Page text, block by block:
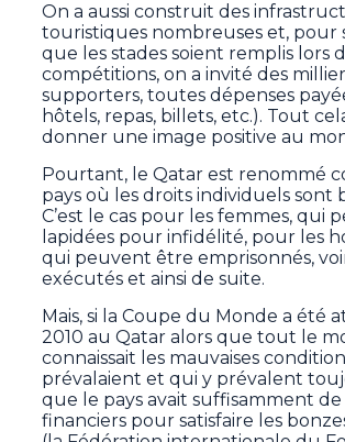
On a aussi construit des
touristiques nombreuses et, pour
que les stades soient remplis lors
compétitions, on a invité des
supporters, toutes dépenses
hôtels, repas, billets, etc.). Tout
donner une image positive au
Pourtant, le Qatar est renommé
pays où les droits individuels sont
C’est le cas pour les femmes, qui
lapidées pour infidélité, pour les
qui peuvent être emprisonnés,
exécutés et ainsi de suite.
Mais, si la Coupe du Monde a été
2010 au Qatar alors que tout le
connaissait les mauvaises
prévalaient et qui y prévalent
que le pays avait suffisamment
financiers pour satisfaire les